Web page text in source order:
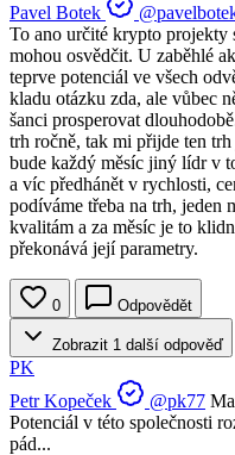
Pavel Botek
To ano určité krypto projekty
mohou osvědčit. U zaběhlé
teprve potenciál ve všech
kladu otázku zda, ale vůbec
šanci prosperovat
trh ročně, tak mi přijde ten
bude každý měsíc jiný lídr v
a víc předhánět v rychlosti,
podíváme třeba na trh, jeden
kvalitám a za měsíc je to
překonává její parametry.
0 Odpovědět
Zobrazit 1 další odpověď
PK
Petr Kopeček
@pk77
Potenciál v této společnosti
pád...